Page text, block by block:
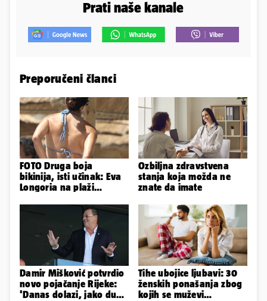
Prati naše kanale
Preporučeni članci
FOTO Druga boja
bikinija, isti učinak: Eva
Longoria na plaži
Ozbiljna zdravstvena
stanja koja možda ne
znate da imate
Damir Mišković potvrdio
novo pojačanje Rijeke:
'Danas dolazi, jako dugo
Tihe ubojice ljubavi: 30
ženskih ponašanja zbog
kojih se muževi